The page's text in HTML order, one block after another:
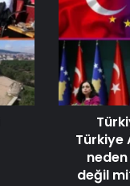
Türkiye
değil